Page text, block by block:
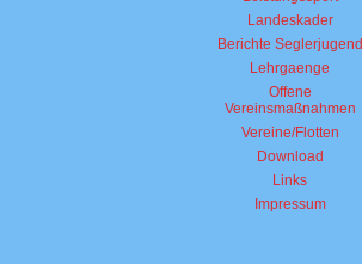
Landeskader
Berichte Seglerjugend
Lehrgaenge
Offene
Vereinsmaßnahmen
Vereine/Flotten
Download
Links
Impressum